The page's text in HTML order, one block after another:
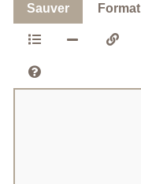
Sauver Format